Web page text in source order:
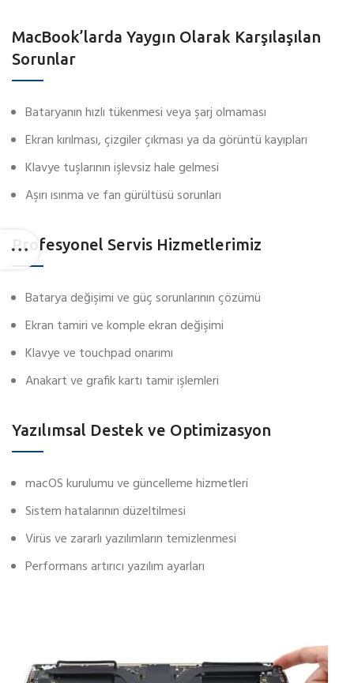
MacBook’larda Yaygın Olarak Karşılaşılan
Sorunlar
Bataryanın hızlı tükenmesi veya şarj olmaması
Ekran kırılması, çizgiler çıkması ya da görüntü kayıpları
Klavye tuşlarının işlevsiz hale gelmesi
Aşırı ısınma ve fan gürültüsü sorunları
Profesyonel Servis Hizmetlerimiz
Batarya değişimi ve güç sorunlarının çözümü
Ekran tamiri ve komple ekran değişimi
Klavye ve touchpad onarımı
Anakart ve grafik kartı tamir işlemleri
Yazılımsal Destek ve Optimizasyon
macOS kurulumu ve güncelleme hizmetleri
Sistem hatalarının düzeltilmesi
Virüs ve zararlı yazılımların temizlenmesi
Performans artırıcı yazılım ayarları